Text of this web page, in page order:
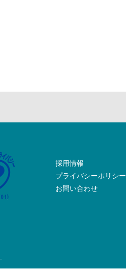
採用情報
プライバシーポリシー
お問い合わせ